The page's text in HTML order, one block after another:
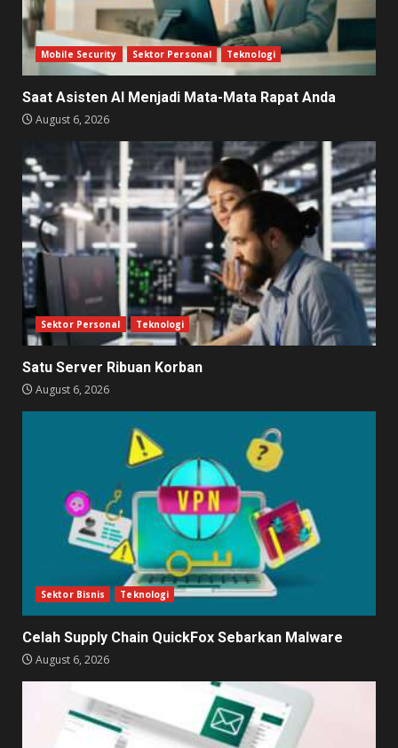
Mobile Security Sektor Personal Teknologi
Saat Asisten AI Menjadi Mata-Mata Rapat Anda
August 6, 2026
Sektor Personal Teknologi
Satu Server Ribuan Korban
August 6, 2026
Sektor Bisnis Teknologi
Celah Supply Chain QuickFox Sebarkan Malware
August 6, 2026